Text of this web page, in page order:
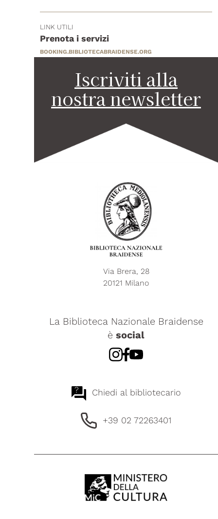
LINK UTILI
Prenota i servizi
BOOKING.BIBLIOTECABRAIDENSE.ORG
Iscriviti alla
nostra newsletter
Via Brera, 28
20121 Milano
La Biblioteca Nazionale Braidense
è social
? Chiedi al bibliotecario
+39 02 72263401